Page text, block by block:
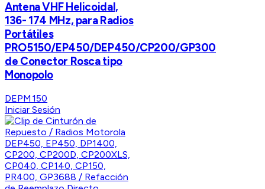
Antena VHF Helicoidal,
136- 174 MHz, para Radios
Portátiles
PRO5150/EP450/DEP450/CP200/GP300
de Conector Rosca tipo
Monopolo
DEPM150
Iniciar Sesión